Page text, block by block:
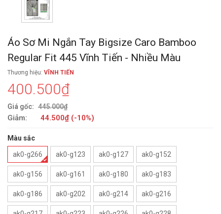
Áo Sơ Mi Ngắn Tay Bigsize Caro Bamboo
Regular Fit 445 Vĩnh Tiến - Nhiều Màu
Thương hiệu: VĨNH TIẾN
400.500₫
Giá gốc: 445.000₫
Giảm: 44.500₫ (-10%)
Màu sắc
ak0-g266 ak0-g123 ak0-g127 ak0-g152
ak0-g156 ak0-g161 ak0-g180 ak0-g183
ak0-g186 ak0-g202 ak0-g214 ak0-g216